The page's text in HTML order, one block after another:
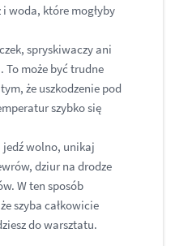
woda, które mogłyby
spryskiwaczy ani
może być trudne
że uszkodzenie pod
szybko się
jedź wolno, unikaj
dziur na drodze
W ten sposób
szyba całkowicie
do warsztatu.